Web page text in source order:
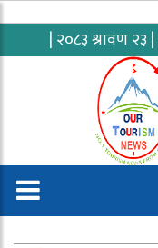
| २०८३ श्रावण २३ |